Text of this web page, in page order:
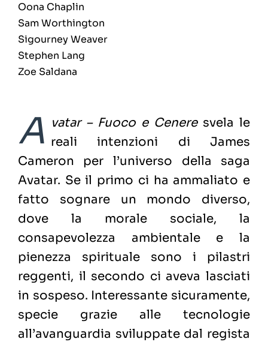
Oona Chaplin
Sam Worthington
Sigourney Weaver
Stephen Lang
Zoe Saldana
A vatar – Fuoco e Ceneresvela le
reali intenzioni di James
Cameron per l’universo della saga
Avatar. Se il primo ci ha ammaliato e
fatto sognare un mondo diverso,
dove la morale sociale, la
consapevolezza ambientale e la
pienezza spirituale sono i pilastri
reggenti, il secondo ci aveva lasciati
in sospeso. Interessante sicuramente,
specie grazie alle tecnologie
all’avanguardia sviluppate dal regista